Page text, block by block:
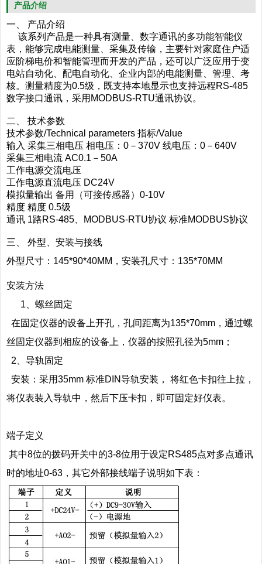
产品介绍
一、 产品介绍
该系列产品是一种具有测量、数字通讯的多功能智能仪
表，能够完成电能测量、采集及传输，主要针对家庭住户适
应阶梯电价和智能管理而开发的产品，还可以广泛应用于变
电站自动化、配电自动化、企业内部的电能测量、管理、考
核。测量精度为0.5级，既支持本地显示也支持远程RS-485
数字接口通讯，采用MODBUS-RTU通讯协议。
二、 技术参数
技术参数/Technical parameters 指标/Value
输入 采集三相电压 相电压：0－370V 线电压：0－640V
采集三相电流 AC0.1－50A
工作电源交流电压
工作电源直流电压 DC24V
模拟量输出 备用（可接传感器）0-10V
精度 精度 0.5级
通讯 1路RS-485、MODBUS-RTU协议 标准MODBUS协议
三、 外型、安装与接线
外型尺寸：145*90*40MM，安装孔尺寸：135*70MM
安装方法
1、螺丝固定
在固定仪器的设备上开孔，孔间距离为135*70mm，通过螺
丝固定仪器到相应的设备上，仪器的按照孔径为5mm；
2、导轨固定
安装：采用35mm 标准DIN导轨安装， 将红色卡扣往上拉，
将仪表装入导轨中，然后下压卡扣，即可固定好仪表。
端子定义
其中8位的拨码开关中的3-8位用于设定RS485点对多点通讯
时的地址0-63，其它外部接线端子说明如下表：